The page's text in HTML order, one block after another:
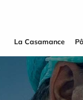
La Casamance